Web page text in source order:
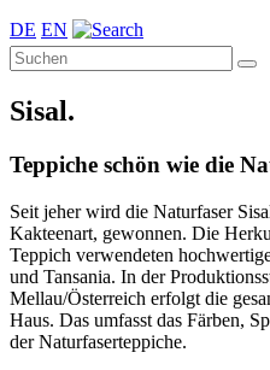
DE EN
Sisal.
Teppiche schön wie die
Seit jeher wird die Naturfaser
Kakteenart, gewonnen. Die
Teppich verwendeten
und Tansania. In der
Mellau/Österreich erfolgt die
Haus. Das umfasst das Färben,
der Naturfaserteppiche.